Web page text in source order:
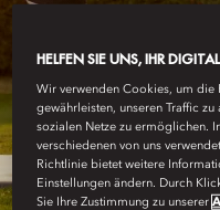
HELFEN SIE UNS, IHR
Wir verwenden Cookies, um die
gewährleisten, unseren Traffic
sozialen Netze zu ermöglichen.
verschiedenen von uns
Richtlinie bietet weitere
Einstellungen ändern. Durch
Sie Ihre Zustimmung zu unserer